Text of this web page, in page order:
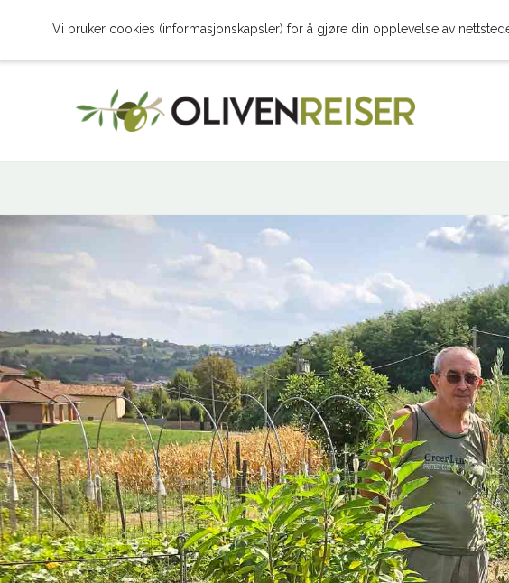
Vi bruker cookies (informasjonskapsler) for å gjøre din opplevelse av